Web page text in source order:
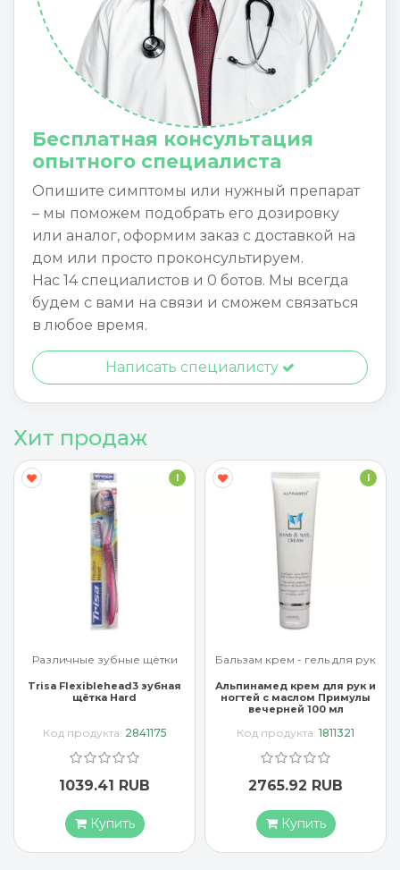
Бесплатная консультация
опытного специалиста
Опишите симптомы или нужный препарат
– мы поможем подобрать его дозировку
или аналог, оформим заказ с доставкой на
дом или просто проконсультируем.
Нас 14 специалистов и 0 ботов. Мы всегда
будем с вами на связи и сможем связаться
в любое время.
Написать специалисту
Хит продаж
Различные зубные щётки
Trisa Flexiblehead3 зубная
щётка Hard
Код продукта: 2841175
1039.41 RUB
Купить
Бальзам крем - гель для рук
Альпинамед крем для рук и
ногтей с маслом Примулы
вечерней 100 мл
Код продукта: 1811321
2765.92 RUB
Купить